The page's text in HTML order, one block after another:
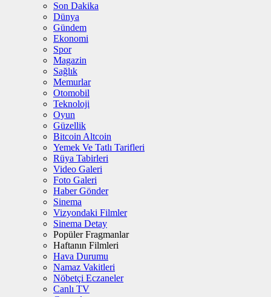
Son Dakika
Dünya
Gündem
Ekonomi
Spor
Magazin
Sağlık
Memurlar
Otomobil
Teknoloji
Oyun
Güzellik
Bitcoin Altcoin
Yemek Ve Tatlı Tarifleri
Rüya Tabirleri
Video Galeri
Foto Galeri
Haber Gönder
Sinema
Vizyondaki Filmler
Sinema Detay
Popüler Fragmanlar
Haftanın Filmleri
Hava Durumu
Namaz Vakitleri
Nöbetçi Eczaneler
Canlı TV